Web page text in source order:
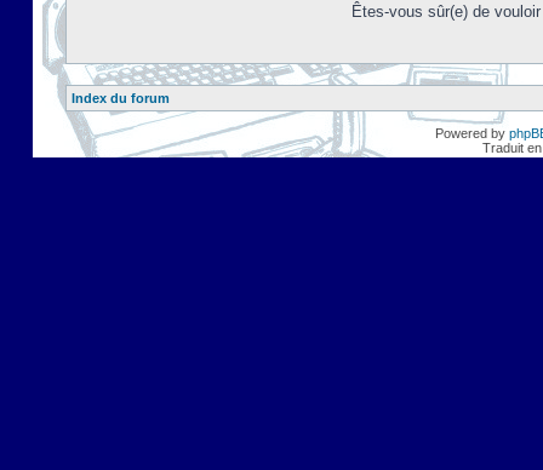
Êtes-vous sûr(e) de
Index du forum
Powered by
Traduit